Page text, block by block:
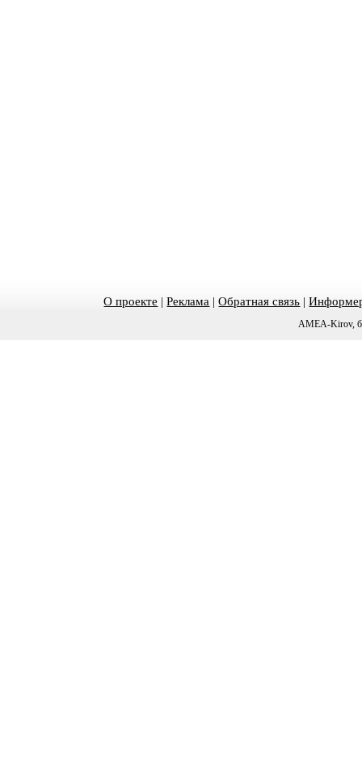
О проекте |Реклама |Обратная связь |
AMEA-Kirov,